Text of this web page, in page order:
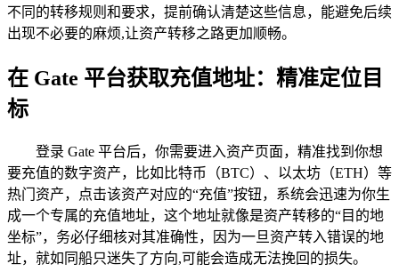
不同的转移规则和要求，提前确认清楚这些信息，能避免后续
出现不必要的麻烦,让资产转移之路更加顺畅。
在 Gate 平台获取充值地址：精准定位目
标
登录 Gate 平台后，你需要进入资产页面，精准找到你想
要充值的数字资产，比如比特币（BTC）、以太坊（ETH）等
热门资产，点击该资产对应的“充值”按钮，系统会迅速为你生
成一个专属的充值地址，这个地址就像是资产转移的“目的地
坐标”，务必仔细核对其准确性，因为一旦资产转入错误的地
址，就如同船只迷失了方向,可能会造成无法挽回的损失。